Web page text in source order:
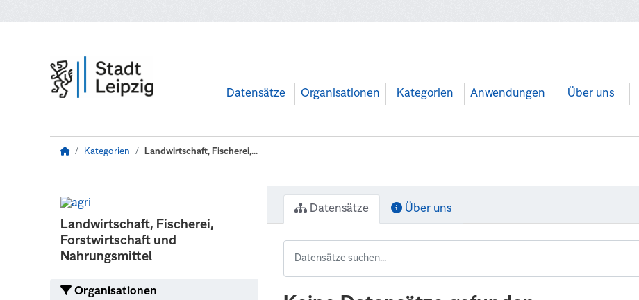
Datensätze Organisationen Kategorien Anwendungen Über uns
Kategorien Landwirtschaft, Fischerei,...
Landwirtschaft, Fischerei,
Forstwirtschaft und
Nahrungsmittel
Organisationen
Datensätze Über uns